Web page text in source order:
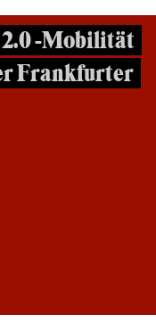
-Mobilität
Frankfurter